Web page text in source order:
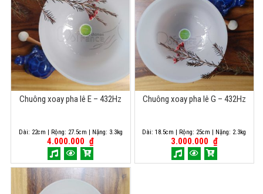
Chuông xoay pha lê E – 432Hz
Dài: 22cm | Rộng: 27.5cm | Nặng: 3.3kg
4.000.000 ₫
Chuông xoay pha lê G – 432Hz
Dài: 18.5cm | Rộng: 25cm | Nặng: 2.3kg
3.000.000 ₫